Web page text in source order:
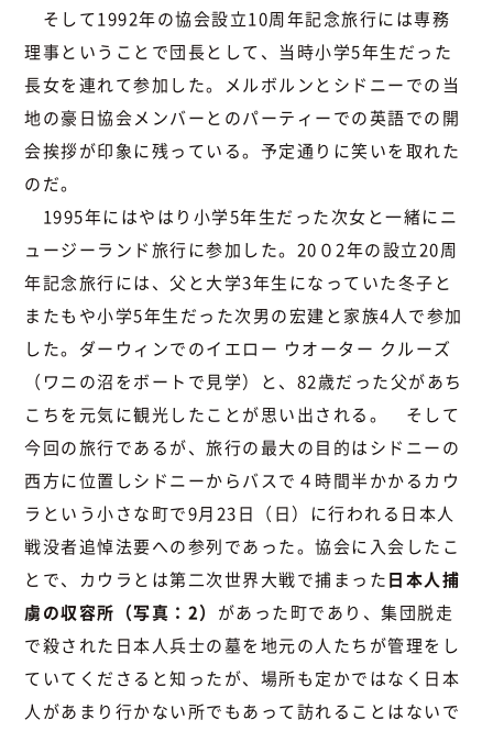
そして1992年の協会設立10周年記念旅行には専務
理事ということで団長として、当時小学5年生だった
長女を連れて参加した。メルボルンとシドニーでの当
地の豪日協会メンバーとのパーティーでの英語での開
会挨拶が印象に残っている。予定通りに笑いを取れた
のだ。
1995年にはやはり小学5年生だった次女と一緒にニ
ュージーランド旅行に参加した。20０2年の設立20周
年記念旅行には、父と大学3年生になっていた冬子と
またもや小学5年生だった次男の宏建と家族4人で参加
した。ダーウィンでのイエロー ウオーター クルーズ
（ワニの沼をボートで見学）と、82歳だった父があち
こちを元気に観光したことが思い出される。 そして
今回の旅行であるが、旅行の最大の目的はシドニーの
西方に位置しシドニーからバスで４時間半かかるカウ
ラという小さな町で9月23日（日）に行われる日本人
戦没者追悼法要への参列であった。協会に入会したこ
とで、カウラとは第二次世界大戦で捕まった日本人捕
虜の収容所（写真：2） があった町であり、集団脱走
で殺された日本人兵士の墓を地元の人たちが管理をし
ていてくださると知ったが、場所も定かではなく日本
人があまり行かない所でもあって訪れることはないで